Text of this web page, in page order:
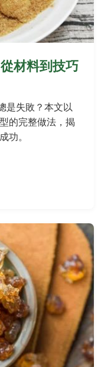
材料到技巧
是失敗？本文以
的完整做法，揭
功。